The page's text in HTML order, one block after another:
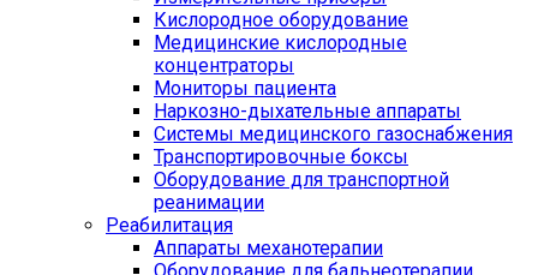
Кислородное оборудование
Медицинские кислородные
концентраторы
Мониторы пациента
Наркозно-дыхательные аппараты
Системы медицинского газоснабжения
Транспортировочные боксы
Оборудование для транспортной
реанимации
Реабилитация
Аппараты механотерапии